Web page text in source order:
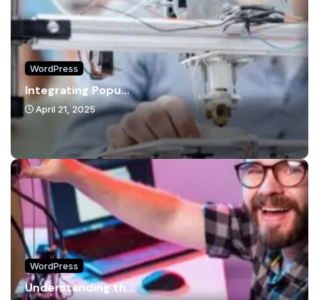
WordPress
Integrating Popu...
April 21, 2025
WordPress
Understanding th...